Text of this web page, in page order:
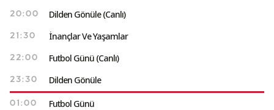
20:00 Dilden Gönüle (Canlı)
21:30 İnançlar Ve Yaşamlar
22:00 Futbol Günü (Canlı)
23:30 Dilden Gönüle
01:00 Futbol Günü